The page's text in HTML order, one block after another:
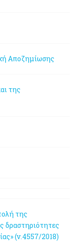
Αποζημίωσης
της
της
δραστηριότητες
(ν.4557/2018)